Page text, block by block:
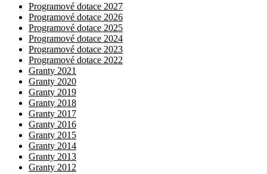
Programové dotace 2027
Programové dotace 2026
Programové dotace 2025
Programové dotace 2024
Programové dotace 2023
Programové dotace 2022
Granty 2021
Granty 2020
Granty 2019
Granty 2018
Granty 2017
Granty 2016
Granty 2015
Granty 2014
Granty 2013
Granty 2012